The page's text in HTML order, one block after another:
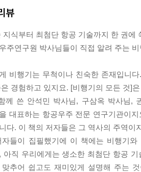
뷰
지식부터 최첨단 항공 기술까지 한 권에
주연구원 박사님들이 직접 알려 주는
비행기는 무척이나 친숙한 존재입니
경험하고 있지요. [비행기의 모든 것]
께 쓴 안석민 박사님, 구삼옥 박사님,
대표하는 항공우주 전문 연구기관이
다. 이 책의 저자들은 그 역사의 주역
자들이 집필했기에 이 책에는 비행기
아직 우리에게는 생소한 최첨단 항공
맞추어 쉽고도 재미있게 설명해 주는